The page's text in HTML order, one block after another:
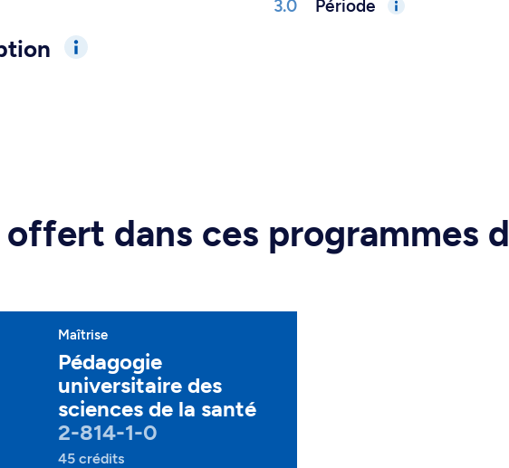
3.0 Période
dans ces programmes
Maîtrise
Pédagogie
universitaire des
sciences de la santé
2-814-1-0
45 crédits